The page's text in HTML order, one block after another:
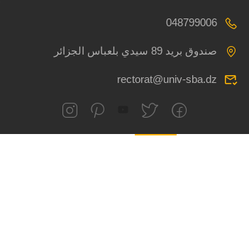
048799006
صندوق بريد 89 سيدي بلعباس الجزائر
rectorat@univ-sba.dz